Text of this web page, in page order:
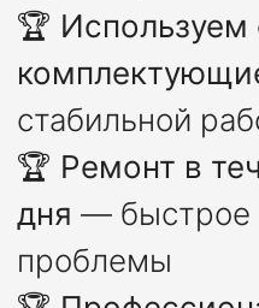
🏆 Используем
стабильной
🏆 Ремонт в
дня — быстрое
проблемы